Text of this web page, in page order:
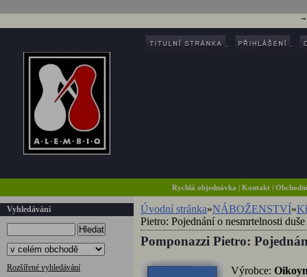
Rychlá objednávka |Kontakt |
Vyhledávání
Hledat
Rozšířené vyhledávání
Úvodní stránka»NÁBOŽENSTVÍ»
Pietro: Pojednání o nesmrtelnosti duše
Pomponazzi Pietro:
Výrobce: